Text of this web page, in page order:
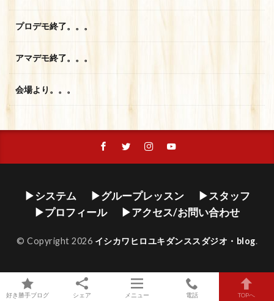
プロデモ終了。。。
アマデモ終了。。。
会場より。。。
▶システム ▶グループレッスン
▶スタッフ
▶プロフィール
▶アクセス/お問い合わせ
© Copyright 2026 イシカワヒロユキダンススダジオ・blog.
好き勝手ブログ シェア メニュー 電話 TOPへ